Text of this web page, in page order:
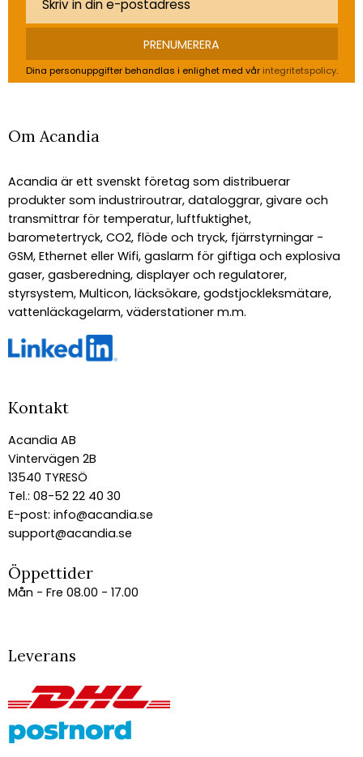
PRENUMERERA
Dina personuppgifter behandlas i enlighet med vår integritetspolicy.
Om Acandia
Acandia är ett svenskt företag som distribuerar
produkter som industriroutrar, dataloggrar, givare och
transmittrar för temperatur, luftfuktighet,
barometertryck, CO2, flöde och tryck, fjärrstyrningar -
GSM, Ethernet eller Wifi, gaslarm för giftiga och explosiva
gaser, gasberedning, displayer och regulatorer,
styrsystem, Multicon, läcksökare, godstjockleksmätare,
vattenläckagelarm, väderstationer m.m.
Kontakt
Acandia AB
Vintervägen 2B
13540 TYRESÖ
Tel.: 08-52 22 40 30
E-post: info@acandia.se
support@acandia.se
Öppettider
Mån - Fre 08.00 - 17.00
Leverans